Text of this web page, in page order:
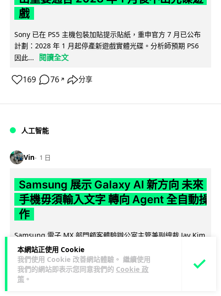
本網站正使用 Cookie
我們使用 Cookie 改善網站體驗。 繼續使用
我們的網站即表示您同意我們的 Cookie 政
策 。
戲
Sony 已在 PS5 主機包裝加貼提示貼紙，重申官方 7 月已公布
計劃：2028 年 1 月起停產新遊戲實體光碟。分析師預期 PS6
因此...
閱讀全文
169 76 ↗ 分享
人工智能
Vin 1 日
Samsung 展示 Galaxy AI 新方向 未來
手機毋須輸入文字 轉向 Agent 全自動操
作
Samsung 電子 MX 部門顧客體驗辦公室主管兼副總裁 Jay Kim
表示，品牌正推動 Galaxy AI 邁向全自動化 Agent...
文
27